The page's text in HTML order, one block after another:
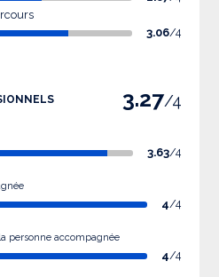
3.06/4
3.27/4
3.63/4
4/4
personne accompagnée
4/4